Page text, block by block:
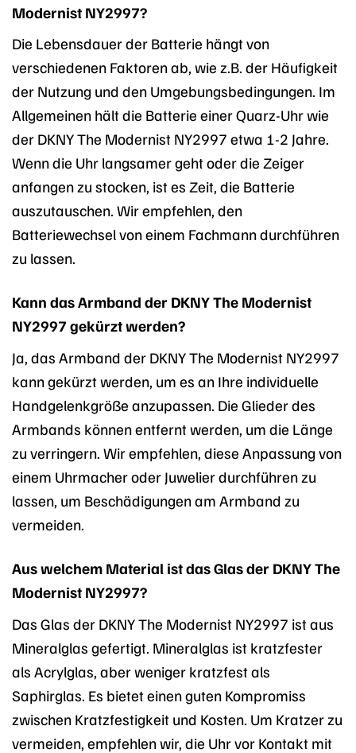
Modernist NY2997?
Die Lebensdauer der Batterie hängt von
verschiedenen Faktoren ab, wie z.B. der Häufigkeit
der Nutzung und den Umgebungsbedingungen. Im
Allgemeinen hält die Batterie einer Quarz-Uhr wie
der DKNY The Modernist NY2997 etwa 1-2 Jahre.
Wenn die Uhr langsamer geht oder die Zeiger
anfangen zu stocken, ist es Zeit, die Batterie
auszutauschen. Wir empfehlen, den
Batteriewechsel von einem Fachmann durchführen
zu lassen.
Kann das Armband der DKNY The Modernist
NY2997 gekürzt werden?
Ja, das Armband der DKNY The Modernist NY2997
kann gekürzt werden, um es an Ihre individuelle
Handgelenkgröße anzupassen. Die Glieder des
Armbands können entfernt werden, um die Länge
zu verringern. Wir empfehlen, diese Anpassung von
einem Uhrmacher oder Juwelier durchführen zu
lassen, um Beschädigungen am Armband zu
vermeiden.
Aus welchem Material ist das Glas der DKNY The
Modernist NY2997?
Das Glas der DKNY The Modernist NY2997 ist aus
Mineralglas gefertigt. Mineralglas ist kratzfester
als Acrylglas, aber weniger kratzfest als
Saphirglas. Es bietet einen guten Kompromiss
zwischen Kratzfestigkeit und Kosten. Um Kratzer zu
vermeiden, empfehlen wir, die Uhr vor Kontakt mit